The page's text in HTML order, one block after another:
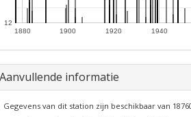
1880 1900 1920 1940
12
Aanvullende informatie
Gegevens van dit station zijn beschikbaar van